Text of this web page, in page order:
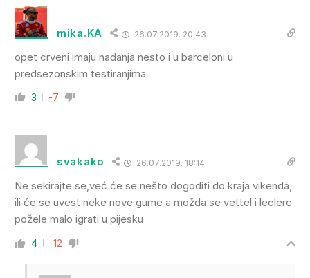
mika.KA 26.07.2019. 20:43
opet crveni imaju nadanja nesto i u barceloni u
predsezonskim testiranjima
3 -7
svakako 26.07.2019. 18:14
Ne sekirajte se,već će se nešto dogoditi do kraja vikenda,
ili će se uvest neke nove gume a možda se vettel i leclerc
požele malo igrati u pijesku
4 -12